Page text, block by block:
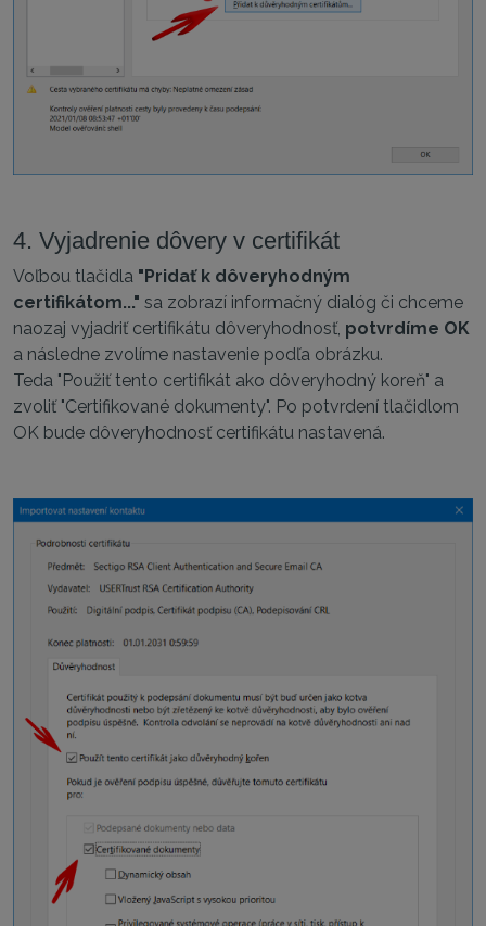
4. Vyjadrenie dôvery v certifikát
Voľbou tlačidla "Pridať k dôveryhodným
certifikátom..." sa zobrazí informačný dialóg či chceme
naozaj vyjadriť certifikátu dôveryhodnosť, potvrdíme OK
a následne zvolíme nastavenie podľa obrázku.
Teda "Použiť tento certifikát ako dôveryhodný koreň" a
zvoliť "Certifikované dokumenty". Po potvrdení tlačidlom
OK bude dôveryhodnosť certifikátu nastavená.